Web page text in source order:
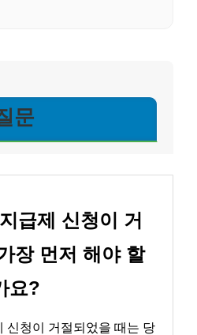
문
급제 신청이 거
장 먼저 해야 할
요?
신청이 거절되었을 때는 당